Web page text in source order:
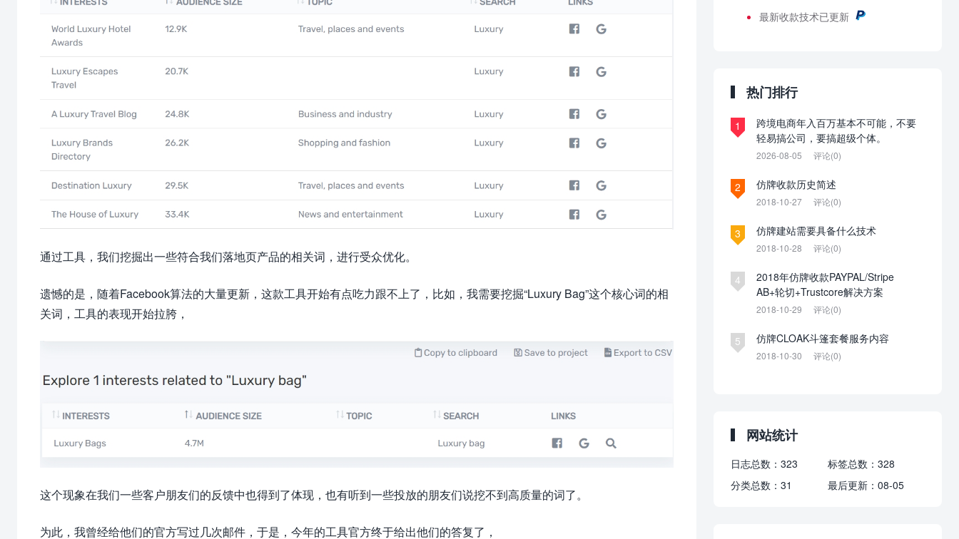
通过工具，我们挖掘出一些符合我们落地页产品的相关词，进行受众优化。
遗憾的是，随着Facebook算法的大量更新，这款工具开始有点吃力跟不上了，比如，我需要挖掘“Luxury Bag”这个核心词的相
关词，工具的表现开始拉胯，
这个现象在我们一些客户朋友们的反馈中也得到了体现，也有听到一些投放的朋友们说挖不到高质量的词了。
为此，我曾经给他们的官方写过几次邮件，于是，今年的工具官方终于给出他们的答复了，
最新收款技术已更新
热门排行
1
跨境电商年入百万基本不可能，不要
轻易搞公司，要搞超级个体。
2026-08-05 评论(0)
2 仿牌收款历史简述
2018-10-27 评论(0)
3 仿牌建站需要具备什么技术
2018-10-28 评论(0)
4
2018年仿牌收款PAYPAL/Stripe
AB+轮切+Trustcore解决方案
2018-10-29 评论(0)
5 仿牌CLOAK斗篷套餐服务内容
2018-10-30 评论(0)
网站统计
日志总数： 323 标签总数： 328
分类总数： 31 最后更新： 08-05